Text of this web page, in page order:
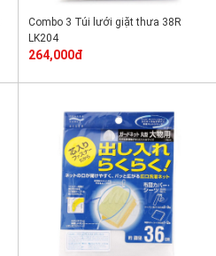
Combo 3 Túi lưới giặt thưa 38R
LK204
264,000đ